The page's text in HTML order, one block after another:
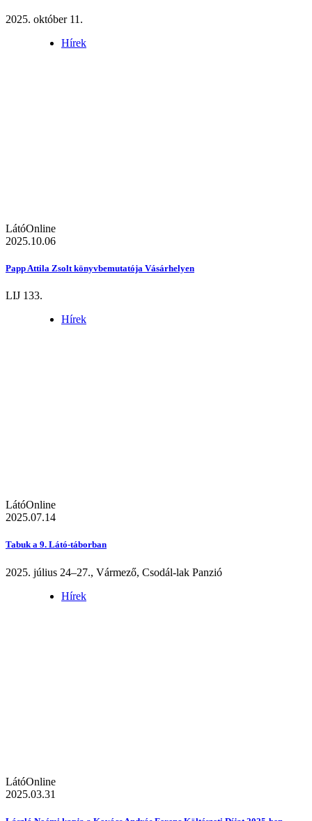
2025. október 11.
Hírek
LátóOnline
2025.10.06
Papp Attila Zsolt könyvbemutatója Vásárhelyen
LIJ 133.
Hírek
LátóOnline
2025.07.14
Tabuk a 9. Látó-táborban
2025. július 24–27., Vármező, Csodál-lak Panzió
Hírek
LátóOnline
2025.03.31